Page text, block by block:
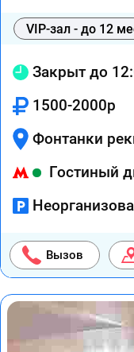
VIP-зал - до 12
Закрыт до
1500-2000р
Фонтанки
Гостиный
Вызов